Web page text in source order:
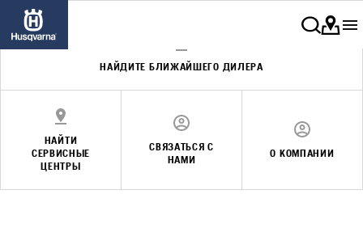
НАЙДИТЕ БЛИЖАЙШЕГО ДИЛЕРА
НАЙТИ
СЕРВИСНЫЕ
ЦЕНТРЫ
СВЯЗАТЬСЯ С
НАМИ
О КОМПАНИИ